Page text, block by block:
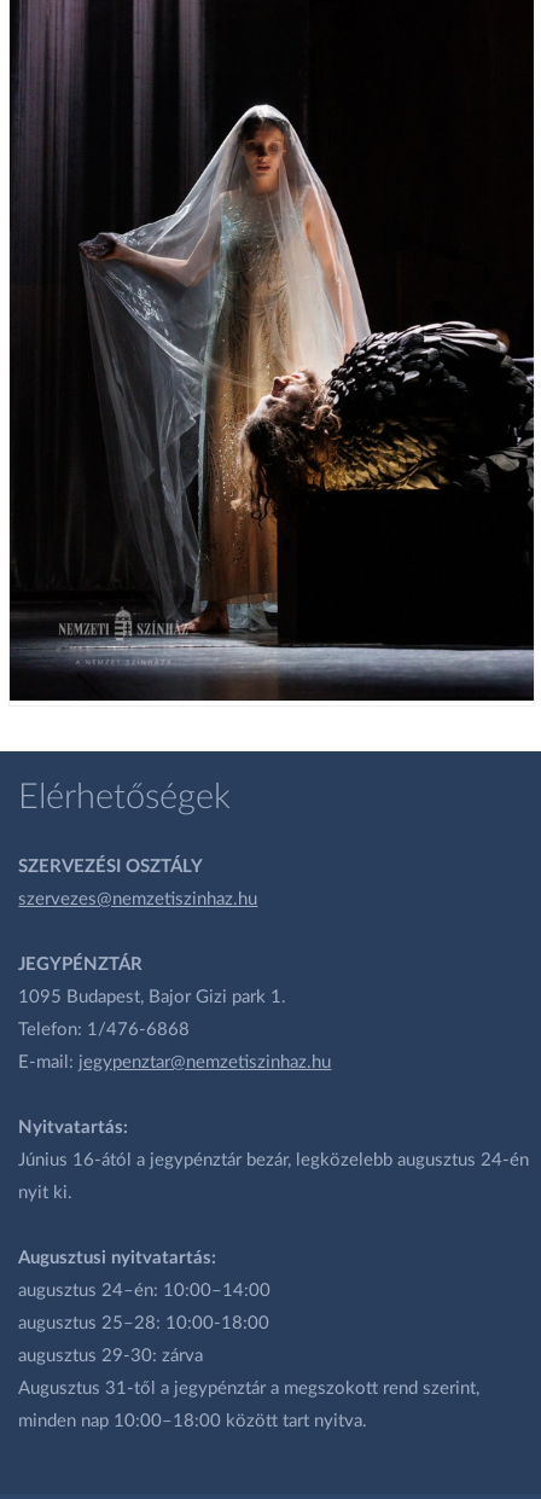
Elérhetőségek
SZERVEZÉSI OSZTÁLY
szervezes@nemzetiszinhaz.hu
JEGYPÉNZTÁR
1095 Budapest, Bajor Gizi park 1.
Telefon: 1/476-6868
E-mail: jegypenztar@nemzetiszinhaz.hu
Nyitvatartás:
Június 16-ától a jegypénztár bezár, legközelebb augusztus 24-én
nyit ki.
Augusztusi nyitvatartás:
augusztus 24–én: 10:00–14:00
augusztus 25–28: 10:00-18:00
augusztus 29-30: zárva
Augusztus 31-től a jegypénztár a megszokott rend szerint,
minden nap 10:00–18:00 között tart nyitva.